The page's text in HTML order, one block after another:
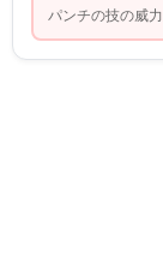
パンチの技の威